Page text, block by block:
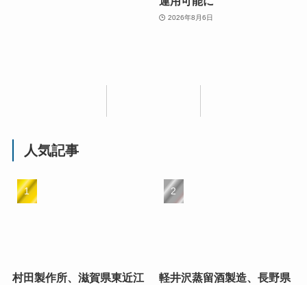
2026年8月6日
人気記事
村田製作所、滋賀県東近江
軽井沢蒸留酒製造、長野県